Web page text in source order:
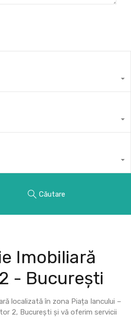
Căutare
Imobiliară
- București
localizată în zona Piața Iancului –
2, București și vă oferim servicii